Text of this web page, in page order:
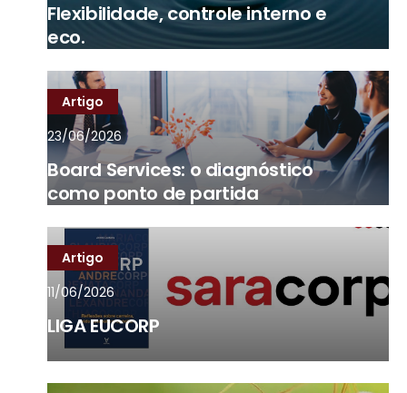
Flexibilidade, controle interno e
eco.
Artigo
23/06/2026
Board Services: o diagnóstico
como ponto de partida
Artigo
11/06/2026
LIGA EUCORP